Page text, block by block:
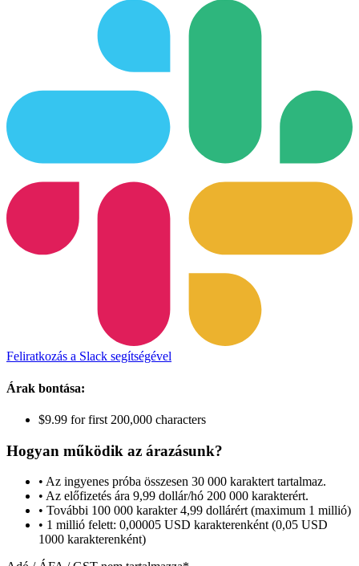
Feliratkozás a Slack segítségével
Árak bontása:
$9.99 for first 200,000 characters
Hogyan működik az árazásunk?
• Az ingyenes próba összesen 30 000 karaktert tartalmaz.
• Az előfizetés ára 9,99 dollár/hó 200 000 karakterért.
• További 100 000 karakter 4,99 dollárért (maximum 1 millió)
• 1 millió felett: 0,00005 USD karakterenként (0,05 USD
1000 karakterenként)